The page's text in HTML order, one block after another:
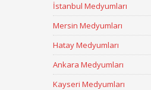
İstanbul Medyumları
Mersin Medyumları
Hatay Medyumları
Ankara Medyumları
Kayseri Medyumları